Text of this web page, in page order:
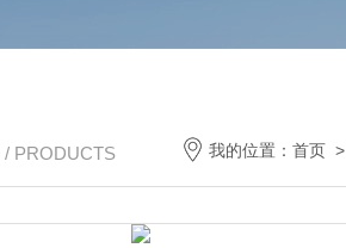
/ PRODUCTS 我的位置： 首页 >